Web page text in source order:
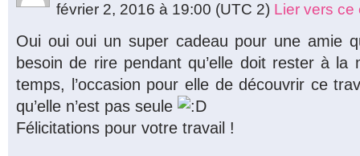
février 2, 2016 à 19:00 (UTC 2) Lier vers ce
Oui oui oui un super cadeau pour une amie
besoin de rire pendant qu’elle doit rester à la
temps, l’occasion pour elle de découvrir ce
qu’elle n’est pas seule
Félicitations pour votre travail !